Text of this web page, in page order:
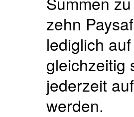
zehn
lediglich
gleichzeitig
jederzeit
werden.